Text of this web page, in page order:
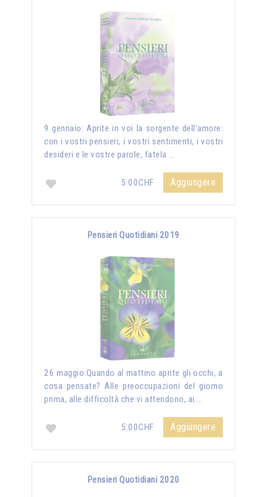
9 gennaio: Aprite in voi la sorgente dell’amore:
con i vostri pensieri, i vostri sentimenti, i vostri
desideri e le vostre parole, fatela …
5.00CHF Aggiungere
Pensieri Quotidiani 2019
26 maggio:Quando al mattino aprite gli occhi, a
cosa pensate? Alle preoccupazioni del giorno
prima, alle difficoltà che vi attendono, ai …
5.00CHF Aggiungere
Pensieri Quotidiani 2020